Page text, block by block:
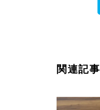
関連記事